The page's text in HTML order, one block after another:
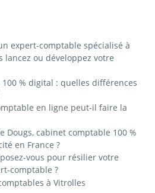
expert-comptable spécialisé à
lancez ou développez votre
% digital : quelles différences
en ligne peut-il faire la
Dougs, cabinet comptable 100 %
en France ?
vous pour résilier votre
comptable ?
à Vitrolles